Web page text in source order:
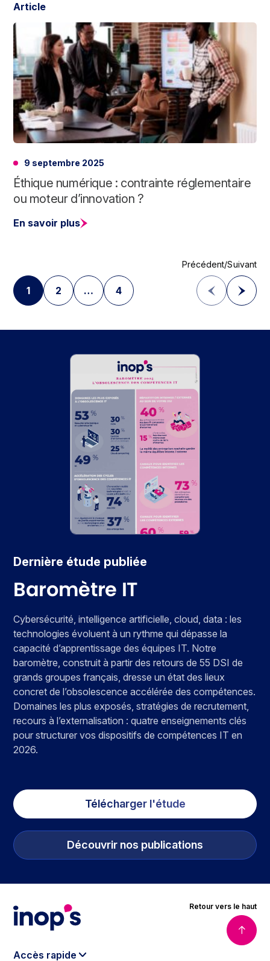
Article
9 septembre 2025
Éthique numérique : contrainte réglementaire
ou moteur d’innovation ?
En savoir plus
1 2 … 4
Dernière étude publiée
Baromètre IT
Cybersécurité, intelligence artificielle, cloud, data : les
technologies évoluent à un rythme qui dépasse la
capacité d’apprentissage des équipes IT. Notre
baromètre, construit à partir des retours de 55 DSI de
grands groupes français, dresse un état des lieux
concret de l’obsolescence accélérée des compétences.
Domaines les plus exposés, stratégies de recrutement,
recours à l’externalisation : quatre enseignements clés
pour structurer vos dispositifs de compétences IT en
2026.
Télécharger l'étude
Découvrir nos publications
Accès rapide
Retour vers le haut